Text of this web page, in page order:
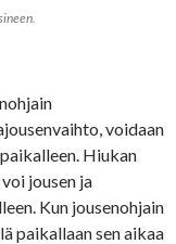
voidaan
Hiukan
jousen ja
Kun jousenohjain
paikallaan sen aikaa